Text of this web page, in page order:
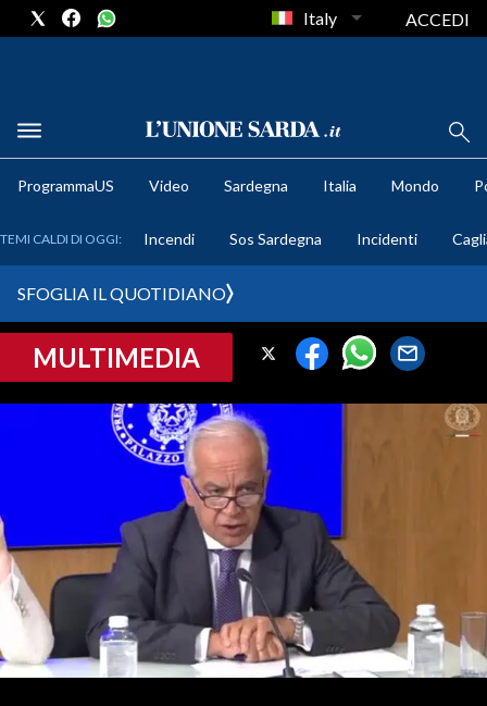
METEO
CRONACA SARDEGNA
PROVINCIA DI CAGLIARI
SULCIS IGLESIENTE
ORISTANO E PROVINCIA
SASSARI E PROVINCIA
GALLURA
NUORO E PROVINCIA
OGLIASTRA
Italy ACCEDI
ProgrammaUS Video Sardegna Italia Mondo
TEMI CALDI DI OGGI: Incendi Sos Sardegna Incidenti
SFOGLIA IL QUOTIDIANO
MULTIMEDIA